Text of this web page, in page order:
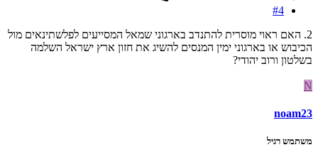
#4
2. האם ראוי מוסרית להתנדב בארגוני שמאל המסייעים לפלשתינאים מול
הכיבוש או בארגוני ימין המנסים להשיג את חזון ארץ ישראל השלמה
בשלטון ורוב יהודי?
N
noam23
משתמש רגיל